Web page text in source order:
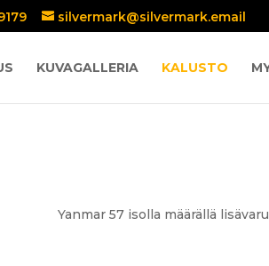
silvermark@silvermark.email
KUVAGALLERIA KALUSTO
Yanmar 57 isolla määrällä